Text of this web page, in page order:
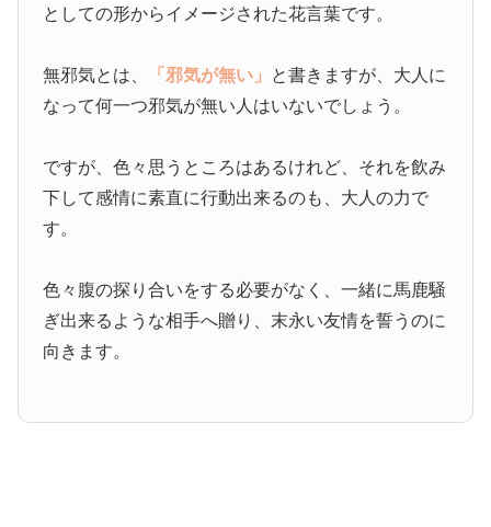
としての形からイメージされた花言葉です。
無邪気とは、 「邪気が無い」 と書きますが、大人に
なって何一つ邪気が無い人はいないでしょう。
ですが、色々思うところはあるけれど、それを飲み
下して感情に素直に行動出来るのも、大人の力で
す。
色々腹の探り合いをする必要がなく、一緒に馬鹿騒
ぎ出来るような相手へ贈り、末永い友情を誓うのに
向きます。